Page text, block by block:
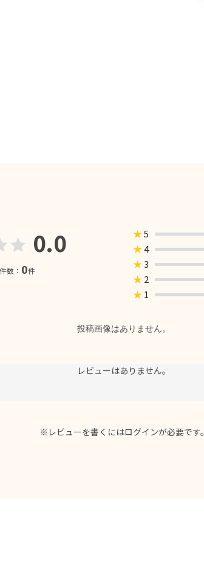
0.0
数： 0件
★5
★4
★3
★ 2
★ 1
投稿画像はありません。
レビューはありません。
※レビューを書くにはログインが必要です。